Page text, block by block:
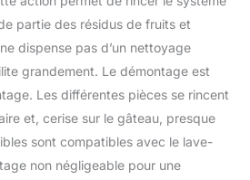
partie des résidus de fruits et
dispense pas d’un nettoyage
grandement. Le démontage est
Les différentes pièces se rincent
et, cerise sur le gâteau, presque
sont compatibles avec le lave-
non négligeable pour une